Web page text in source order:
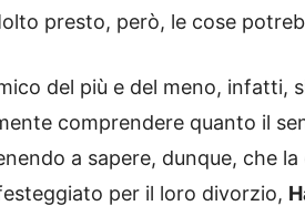
presto, però, le cose
del più e del meno, infatti,
comprendere quanto il
a sapere, dunque, che
per il loro divorzio,